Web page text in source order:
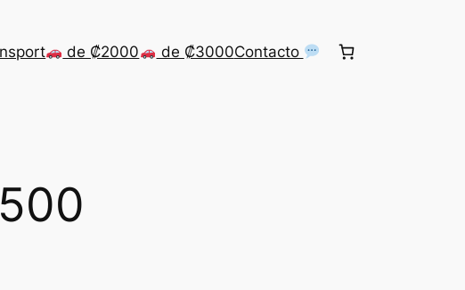
de ₡2000 de ₡3000Contacto